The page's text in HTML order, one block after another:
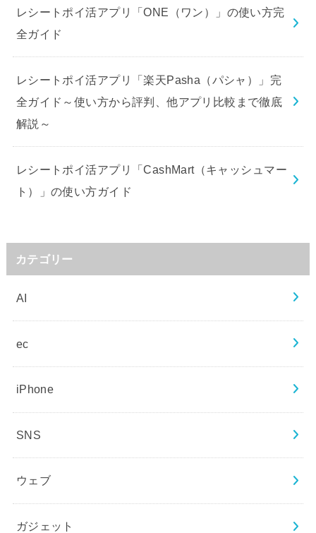
レシートポイ活アプリ「ONE（ワン）」の使い方完
全ガイド
レシートポイ活アプリ「楽天Pasha（パシャ）」完
全ガイド～使い方から評判、他アプリ比較まで徹底
解説～
レシートポイ活アプリ「CashMart（キャッシュマー
ト）」の使い方ガイド
カテゴリー
AI
ec
iPhone
SNS
ウェブ
ガジェット